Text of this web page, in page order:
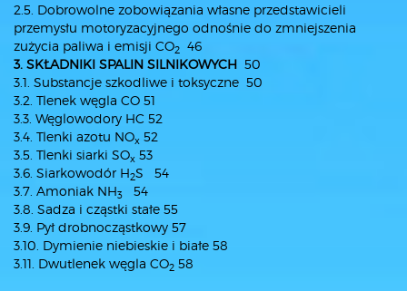
2.5. Dobrowolne zobowiązania własne przedstawicieli
przemysłu motoryzacyjnego odnośnie do zmniejszenia
zużycia paliwa i emisji CO2
46
3. SKŁADNIKI SPALIN SILNIKOWYCH 50
3.1. Substancje szkodliwe i toksyczne 50
3.2. Tlenek węgla CO 51
3.3. Węglowodory HC 52
3.4. Tlenki azotu NOx 52
3.5. Tlenki siarki SOx 53
3.6. Siarkowodór H2S 54
3.7. Amoniak NH3
54
3.8. Sadza i cząstki stałe 55
3.9. Pył drobnocząstkowy 57
3.10. Dymienie niebieskie i białe 58
3.11. Dwutlenek węgla CO2 58